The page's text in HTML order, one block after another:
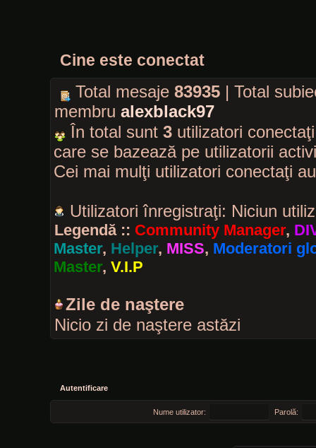
Cine este conectat
Total mesaje 83935 | Total
membru alexblack97
În total sunt 3 utilizatori
care se bazează pe utilizatorii
Cei mai mulţi utilizatori conectaţi
Utilizatori înregistraţi: Niciun
Legendă :: Community Manager,
Master, Helper, MISS, Moderatori
Master, V.I.P
Zile de naştere
Nicio zi de naştere astăzi
Autentificare
Nume utilizator: Parolă: